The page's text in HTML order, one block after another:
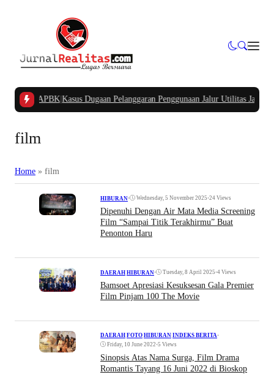
APBK|Kasus Dugaan Pelanggaran Penggunaan Jalur Utilitas Jababeka
film
Home » film
HIBURAN• Wednesday, 5 November 2025 •24 Views
Dipenuhi Dengan Air Mata Media Screening
Film “Sampai Titik Terakhirmu” Buat
Penonton Haru
DAERAH HIBURAN• Tuesday, 8 April 2025 •4 Views
Bamsoet Apresiasi Kesuksesan Gala Premier
Film Pinjam 100 The Movie
DAERAH FOTO HIBURAN INDEKS BERITA•
Friday, 10 June 2022 •5 Views
Sinopsis Atas Nama Surga, Film Drama
Romantis Tayang 16 Juni 2022 di Bioskop